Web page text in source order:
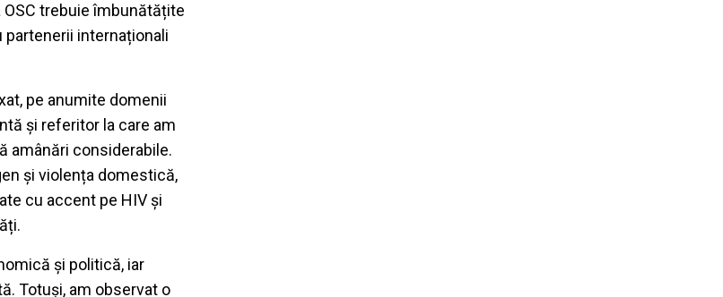
trebuie îmbunătățite
internaționali
pe anumite domenii
și referitor la care am
amânări considerabile.
și violența domestică,
cu accent pe HIV și
și politică, iar
Totuși, am observat o